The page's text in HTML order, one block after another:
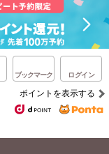
ブックマーク ログイン
ポイントを表示する